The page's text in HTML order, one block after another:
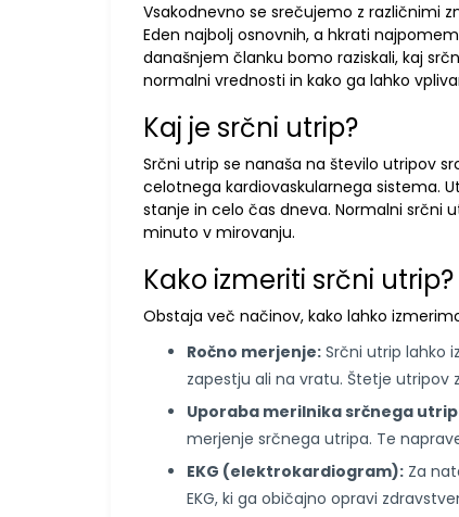
Vsakodnevno se srečujemo z različnimi
Eden najbolj osnovnih, a hkrati
današnjem članku bomo raziskali, kaj
normalni vrednosti in kako ga lahko
Kaj je srčni utrip?
Srčni utrip se nanaša na število utripov
celotnega kardiovaskularnega sistema.
stanje in celo čas dneva. Normalni srčni
minuto v mirovanju.
Kako izmeriti srčni utrip?
Obstaja več načinov, kako lahko
Ročno merjenje: Srčni utrip lahko
zapestju ali na vratu. Štetje utripov
Uporaba merilnika srčnega
merjenje srčnega utripa. Te
EKG (elektrokardiogram): Za
EKG, ki ga običajno opravi